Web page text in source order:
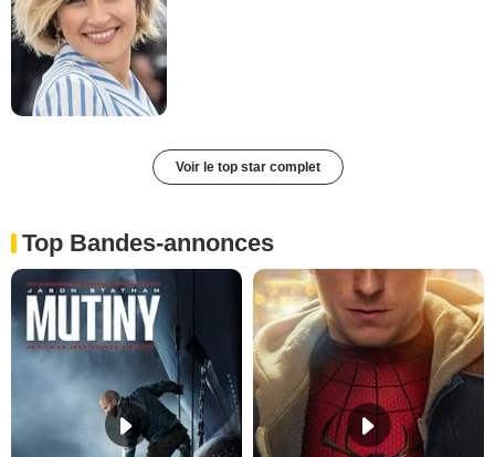
Voir le top star complet
Top Bandes-annonces